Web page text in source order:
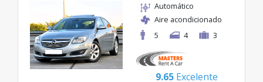
Automático
Aire acondicionado
5
4 3
9.65 Excelente